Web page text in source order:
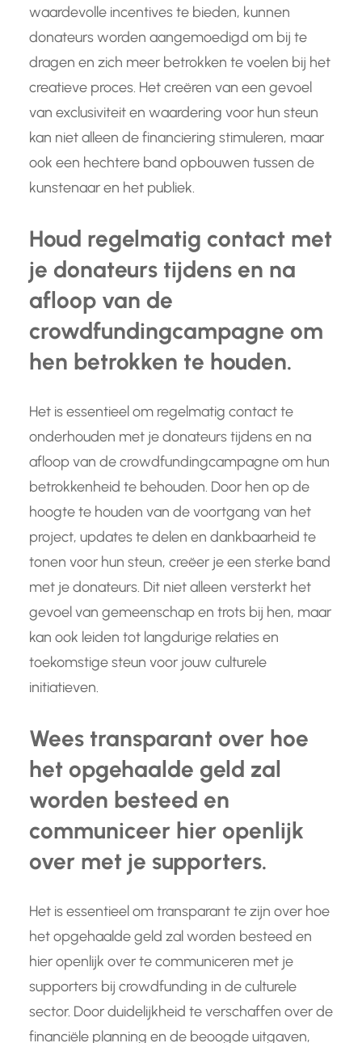
waardevolle incentives te bieden, kunnen
donateurs worden aangemoedigd om bij te
dragen en zich meer betrokken te voelen bij het
creatieve proces. Het creëren van een gevoel
van exclusiviteit en waardering voor hun steun
kan niet alleen de financiering stimuleren, maar
ook een hechtere band opbouwen tussen de
kunstenaar en het publiek.
Houd regelmatig contact met
je donateurs tijdens en na
afloop van de
crowdfundingcampagne om
hen betrokken te houden.
Het is essentieel om regelmatig contact te
onderhouden met je donateurs tijdens en na
afloop van de crowdfundingcampagne om hun
betrokkenheid te behouden. Door hen op de
hoogte te houden van de voortgang van het
project, updates te delen en dankbaarheid te
tonen voor hun steun, creëer je een sterke band
met je donateurs. Dit niet alleen versterkt het
gevoel van gemeenschap en trots bij hen, maar
kan ook leiden tot langdurige relaties en
toekomstige steun voor jouw culturele
initiatieven.
Wees transparant over hoe
het opgehaalde geld zal
worden besteed en
communiceer hier openlijk
over met je supporters.
Het is essentieel om transparant te zijn over hoe
het opgehaalde geld zal worden besteed en
hier openlijk over te communiceren met je
supporters bij crowdfunding in de culturele
sector. Door duidelijkheid te verschaffen over de
financiële planning en de beoogde uitgaven,